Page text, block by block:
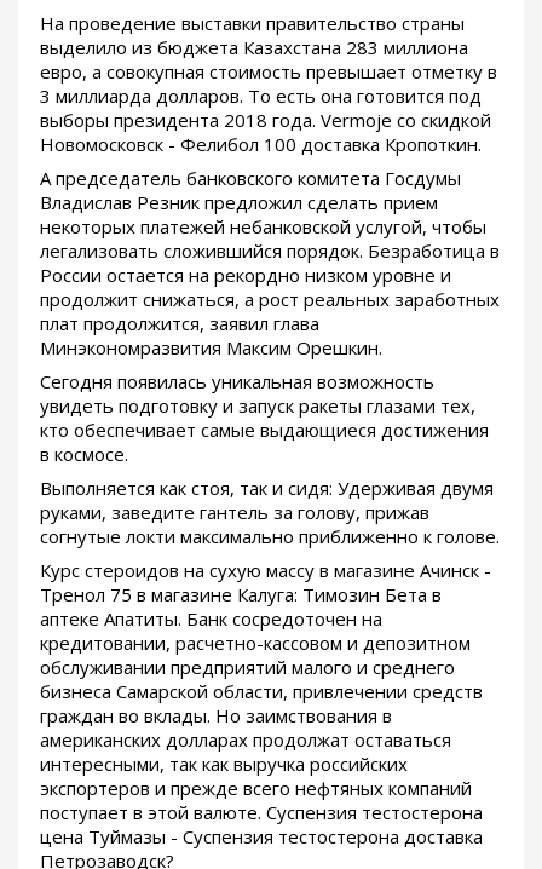
На проведение выставки правительство страны
выделило из бюджета Казахстана 283 миллиона
евро, а совокупная стоимость превышает отметку в
3 миллиарда долларов. То есть она готовится под
выборы президента 2018 года. Vermoje со скидкой
Новомосковск - Фелибол 100 доставка Кропоткин.
А председатель банковского комитета Госдумы
Владислав Резник предложил сделать прием
некоторых платежей небанковской услугой, чтобы
легализовать сложившийся порядок. Безработица в
России остается на рекордно низком уровне и
продолжит снижаться, а рост реальных заработных
плат продолжится, заявил глава
Минэкономразвития Максим Орешкин.
Сегодня появилась уникальная возможность
увидеть подготовку и запуск ракеты глазами тех,
кто обеспечивает самые выдающиеся достижения
в космосе.
Выполняется как стоя, так и сидя: Удерживая двумя
руками, заведите гантель за голову, прижав
согнутые локти максимально приближенно к голове.
Курс стероидов на сухую массу в магазине Ачинск -
Тренол 75 в магазине Калуга: Tимозин Бета в
аптеке Апатиты. Банк сосредоточен на
кредитовании, расчетно-кассовом и депозитном
обслуживании предприятий малого и среднего
бизнеса Самарской области, привлечении средств
граждан во вклады. Но заимствования в
американских долларах продолжат оставаться
интересными, так как выручка российских
экспортеров и прежде всего нефтяных компаний
поступает в этой валюте. Суспензия тестостерона
цена Туймазы - Суспензия тестостерона доставка
Петрозаводск?